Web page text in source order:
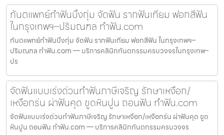
ทันตแพทย์ทำฟันบึงกุ่ม จัดฟัน รากฟันเทียม ฟอกสีฟัน
ในกรุงเทพฯ–ปริมณฑล ทำฟัน.com
ทันตแพทย์ทำฟันบึงกุ่ม จัดฟัน รากฟันเทียม ฟอกสีฟัน ในกรุงเทพฯ–
ปริมณฑล ทำฟัน.com — บริการคลินิกทันตกรรมครบวงจรในกรุงเทพ–
ปร
จัดฟันแบบเร่งด่วนทำฟันภาษีเจริญ รักษาเหงือก/
เหงือกร่น ผ่าฟันคุด ขูดหินปูน ถอนฟัน ทำฟัน.com
จัดฟันแบบเร่งด่วนทำฟันภาษีเจริญ รักษาเหงือก/เหงือกร่น ผ่าฟันคุด ขูด
หินปูน ถอนฟัน ทำฟัน.com — บริการคลินิกทันตกรรมครบวงจร